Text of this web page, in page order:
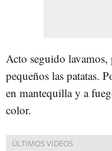
Acto seguido
pequeños las patatas.
en mantequilla y a
color.